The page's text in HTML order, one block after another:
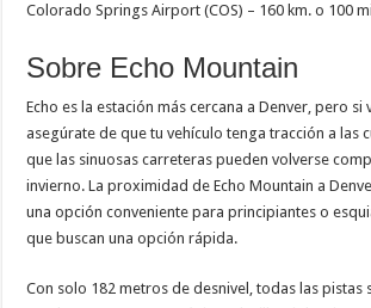
Colorado Springs Airport (COS) – 160 km. o 100
Sobre Echo Mountain
Echo es la estación más cercana a Denver, pero si
asegúrate de que tu vehículo tenga tracción a las
que las sinuosas carreteras pueden volverse
invierno. La proximidad de Echo Mountain a
una opción conveniente para principiantes o
que buscan una opción rápida.
Con solo 182 metros de desnivel, todas las pistas